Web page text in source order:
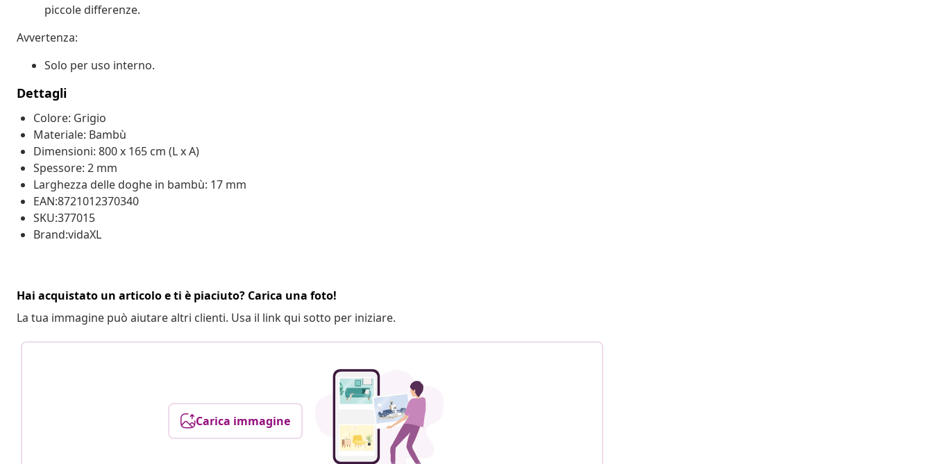
piccole differenze.
Avvertenza:
Solo per uso interno.
Dettagli
Colore: Grigio
Materiale: Bambù
Dimensioni: 800 x 165 cm (L x A)
Spessore: 2 mm
Larghezza delle doghe in bambù: 17 mm
EAN:8721012370340
SKU:377015
Brand:vidaXL
Hai acquistato un articolo e ti è piaciuto? Carica una foto!
La tua immagine può aiutare altri clienti. Usa il link qui sotto per iniziare.
Carica immagine